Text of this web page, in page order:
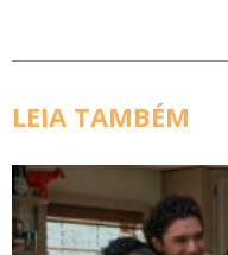
LEIA TAMBÉM